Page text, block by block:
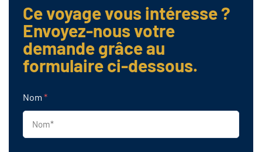
Ce voyage vous intéresse ?
Envoyez-nous votre
demande grâce au
formulaire ci-dessous.
Nom *